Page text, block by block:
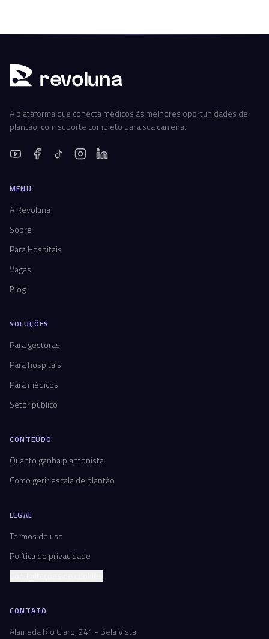
revoluna
A plataforma que conecta médicos às melhores oportunidades de
plantão, com suporte completo para sua carreira.
MENU
A Revoluna
Sobre
Para Hospitais
Vagas
Blog
SOLUÇÕES
Para gestoras
Para hospitais
Para médicos
Setor público
CONTEÚDO
Quanto ganha plantonista
Como gerir escala de plantão
LEGAL
Termos de uso
Política de privacidade
CONTATO
Alameda Rio Claro, 241 - Bela Vista